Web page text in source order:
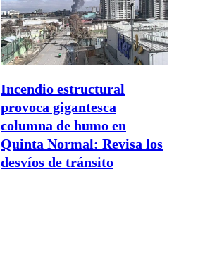
Incendio estructural
provoca gigantesca
columna de humo en
Quinta Normal: Revisa los
desvíos de tránsito